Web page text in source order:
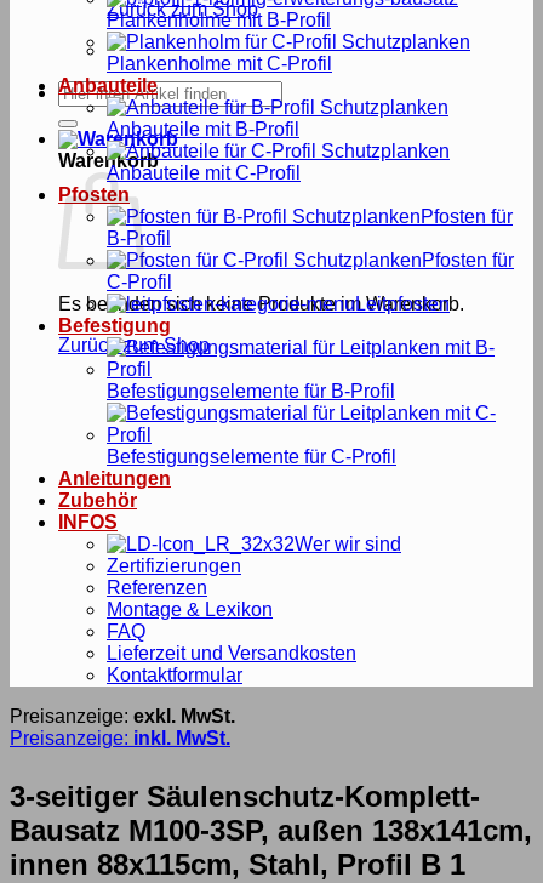
Zurück zum Shop
Suche
nach:
Warenkorb
Es befinden sich keine Produkte im Warenkorb.
Zurück zum Shop
Plankenholme mit B-Profil
Plankenholme mit C-Profil
Anbauteile
Anbauteile mit B-Profil
Anbauteile mit C-Profil
Pfosten
Pfosten für
B-Profil
Pfosten für
C-Profil
Leitpfosten
Befestigung
Befestigungselemente für B-Profil
Befestigungselemente für C-Profil
Anleitungen
Zubehör
INFOS
Wer wir sind
Zertifizierungen
Referenzen
Montage & Lexikon
FAQ
Lieferzeit und Versandkosten
Kontaktformular
Preisanzeige: exkl. MwSt.
Preisanzeige: inkl. MwSt.
3-seitiger Säulenschutz-Komplett-
Bausatz M100-3SP, außen 138x141cm,
innen 88x115cm, Stahl, Profil B 1